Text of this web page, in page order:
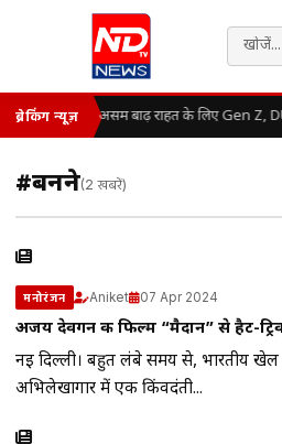
ब्रेकिंग न्यूज़ असम बाढ़ राहत के लिए Gen Z,
#बनने(2 खबरें)
मनोरंजन Aniket 07 Apr 2024
अजय देवगन की फिल्म “मैदान” से हैट-
नई दिल्ली। बहुत लंबे समय से, भारतीय
अभिलेखागार में एक किंवदंती...